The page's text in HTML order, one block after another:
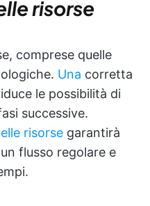
risorse
comprese quelle
Una corretta
le possibilità di
successive.
risorse garantirà
flusso regolare e